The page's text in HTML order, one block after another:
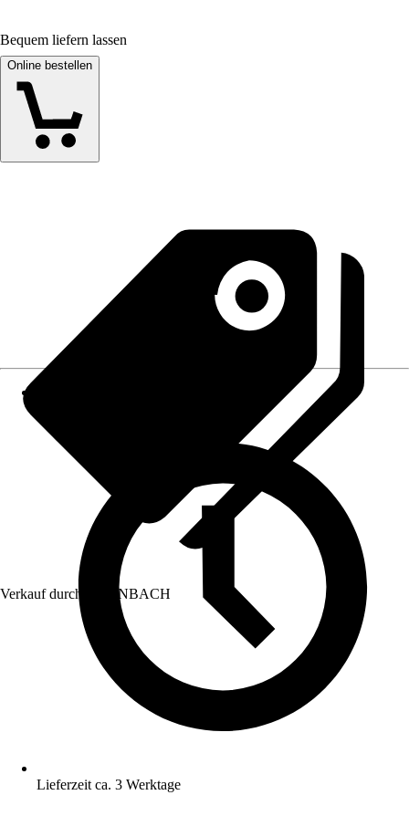
Bequem liefern lassen
Online bestellen
Verkauf durch: HORNBACH
Lieferzeit ca. 3 Werktage